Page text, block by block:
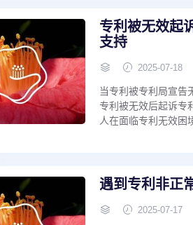
专利被无效起
支持
2025-07-18
当专利被专利局宣告
专利被无效后起诉专
人在面临专利无效困
遇到专利非正
2025-07-17